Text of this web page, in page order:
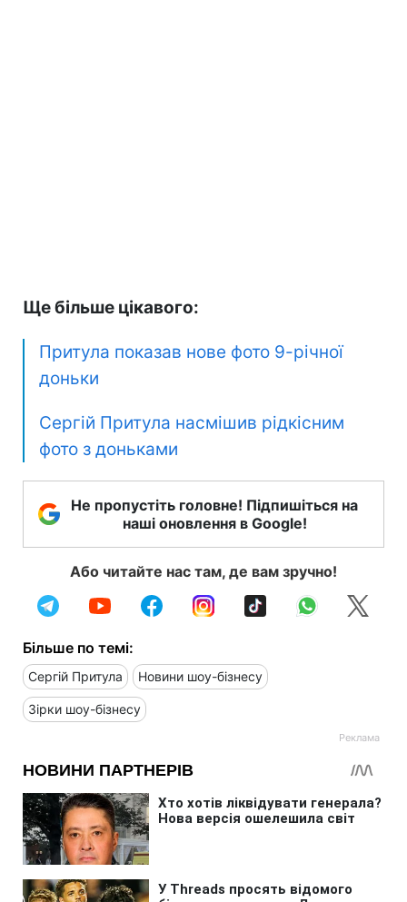
Ще більше цікавого:
Притула показав нове фото 9-річної
доньки
Сергій Притула насмішив рідкісним
фото з доньками
Не пропустіть головне! Підпишіться на
наші оновлення в Google!
Або читайте нас там, де вам зручно!
Більше по темі:
Сергій Притула Новини шоу-бізнесу
Зірки шоу-бізнесу